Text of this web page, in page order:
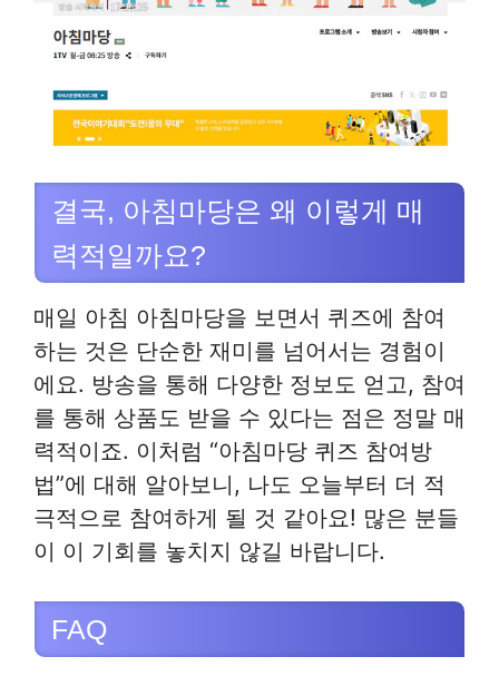
결국, 아침마당은 왜 이렇게 매
력적일까요?
매일 아침 아침마당을 보면서 퀴즈에 참여
하는 것은 단순한 재미를 넘어서는 경험이
에요. 방송을 통해 다양한 정보도 얻고, 참여
를 통해 상품도 받을 수 있다는 점은 정말 매
력적이죠. 이처럼 “아침마당 퀴즈 참여방
법”에 대해 알아보니, 나도 오늘부터 더 적
극적으로 참여하게 될 것 같아요! 많은 분들
이 이 기회를 놓치지 않길 바랍니다.
FAQ